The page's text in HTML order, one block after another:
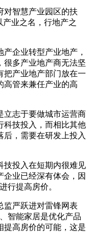
智慧产业园区的扶
产业之名，行地产之
企业转型产业地产，
很多产业地产商无法坚
把产业地产部门放在一
高管来兼任产业的高
志于要做城市运营商
科技投入，而相比其他
，需要在研发上投入
投入在短期内很难见
业已经深有体会，因
行提高房价。
严跃进对雷锋网表
智能家居是优化产品
提高房价的可能，这是